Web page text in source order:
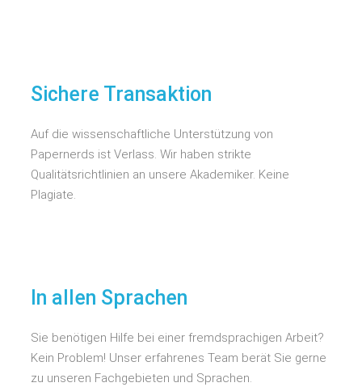
Sichere Transaktion
Auf die wissenschaftliche Unterstützung von
Papernerds ist Verlass. Wir haben strikte
Qualitätsrichtlinien an unsere Akademiker. Keine
Plagiate.
In allen Sprachen
Sie benötigen Hilfe bei einer fremdsprachigen Arbeit?
Kein Problem! Unser erfahrenes Team berät Sie gerne
zu unseren Fachgebieten und Sprachen.